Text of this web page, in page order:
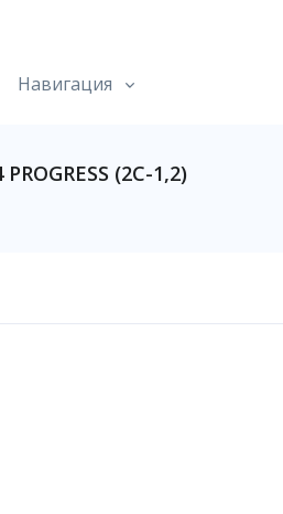
Навигация
(2С-1,2)